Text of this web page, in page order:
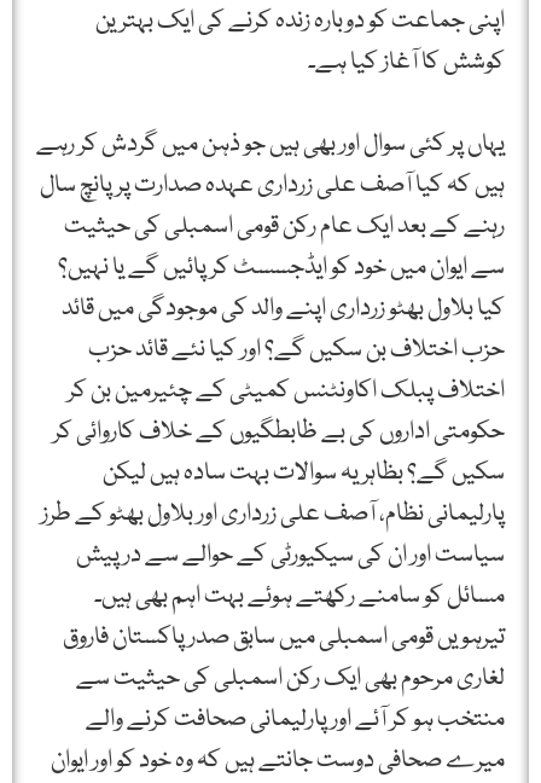
اپنی جماعت کو دوبارہ زندہ کرنے کی ایک بہترین
کوشش کا آغاز کیا ہے۔
یہاں پر کئی سوال اور بھی ہیں جو ذہن میں گردش کر رہے
ہیں کہ کیا آصف علی زرداری عہدہ صدارت پر پانچ سال
رہنے کے بعد ایک عام رکن قومی اسمبلی کی حیثیت
سے ایوان میں خود کو ایڈجسسٹ کر پائیں گے یا نہیں؟
کیا بلاول بھٹو زرداری اپنے والد کی موجودگی میں قائد
حزب اختلاف بن سکیں گے؟ اور کیا نئے قائد حزب
اختلاف پبلک اکاونٹنس کمیٹی کے چئیرمین بن کر
حکومتی اداروں کی بے ظابطگیوں کے خلاف کاروائی کر
سکیں گے؟ بظاہر یہ سوالات بہت سادہ ہیں لیکن
پارلیمانی نظام، آصف علی زرداری اور بلاول بھٹو کے طرز
سیاست اور ان کی سیکیورٹی کے حوالے سے درپیش
مسائل کو سامنے رکھتے ہوئے بہت اہم بھی ہیں۔
تیرہویں قومی اسمبلی میں سابق صدر پاکستان فاروق
لغاری مرحوم بھی ایک رکن اسمبلی کی حیثیت سے
منتخب ہو کر آئے اور پارلیمانی صحافت کرنے والے
میرے صحافی دوست جانتے ہیں کہ وہ خود کو اور ایوان